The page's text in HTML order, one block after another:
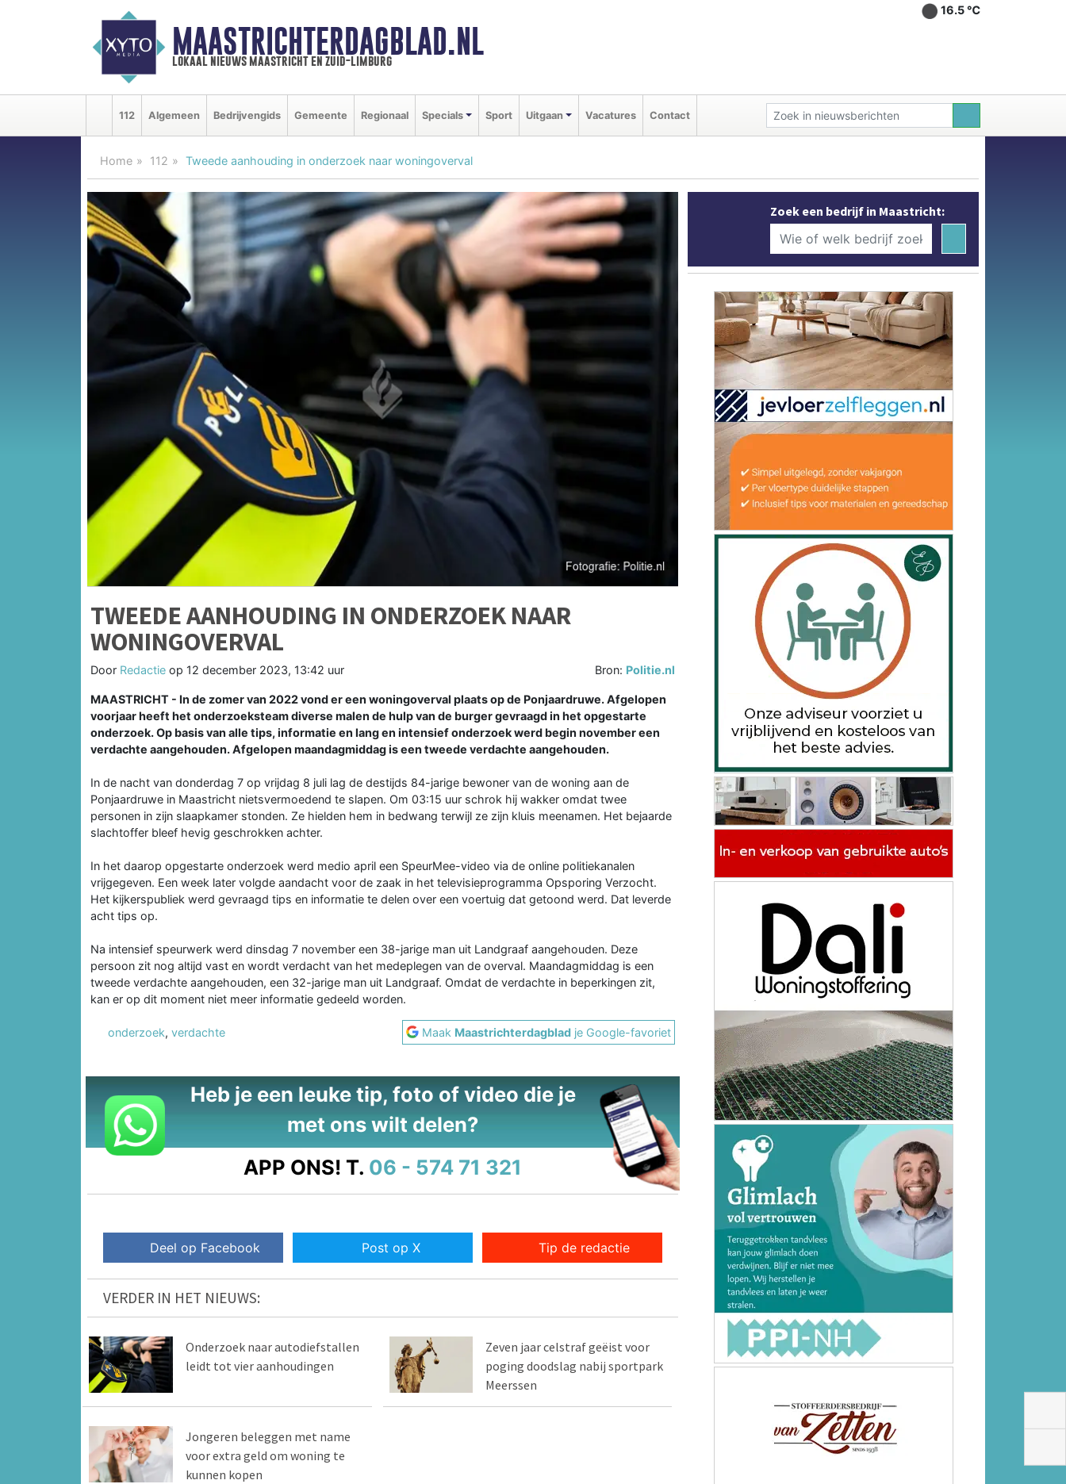
MAASTRICHTERDAGBLAD.NL
lokaal nieuws maastricht en zuid-limburg
16.5 ℃
112 Algemeen Bedrijvengids Gemeente Regionaal Specials Sport Uitgaan Vacatures Contact
Home 112 Tweede aanhouding in onderzoek naar woningoverval
TWEEDE AANHOUDING IN ONDERZOEK NAAR
WONINGOVERVAL
Door Redactie op 12 december 2023, 13:42 uur Bron: Politie.nl
MAASTRICHT - In de zomer van 2022 vond er een woningoverval plaats op de Ponjaardruwe. Afgelopen
voorjaar heeft het onderzoeksteam diverse malen de hulp van de burger gevraagd in het opgestarte
onderzoek. Op basis van alle tips, informatie en lang en intensief onderzoek werd begin november een
verdachte aangehouden. Afgelopen maandagmiddag is een tweede verdachte aangehouden.
In de nacht van donderdag 7 op vrijdag 8 juli lag de destijds 84-jarige bewoner van de woning aan de
Ponjaardruwe in Maastricht nietsvermoedend te slapen. Om 03:15 uur schrok hij wakker omdat twee
personen in zijn slaapkamer stonden. Ze hielden hem in bedwang terwijl ze zijn kluis meenamen. Het bejaarde
slachtoffer bleef hevig geschrokken achter.
In het daarop opgestarte onderzoek werd medio april een SpeurMee-video via de online politiekanalen
vrijgegeven. Een week later volgde aandacht voor de zaak in het televisieprogramma Opsporing Verzocht.
Het kijkerspubliek werd gevraagd tips en informatie te delen over een voertuig dat getoond werd. Dat leverde
acht tips op.
Na intensief speurwerk werd dinsdag 7 november een 38-jarige man uit Landgraaf aangehouden. Deze
persoon zit nog altijd vast en wordt verdacht van het medeplegen van de overval. Maandagmiddag is een
tweede verdachte aangehouden, een 32-jarige man uit Landgraaf. Omdat de verdachte in beperkingen zit,
kan er op dit moment niet meer informatie gedeeld worden.
onderzoek, verdachte Maak Maastrichterdagblad je Google-favoriet
Heb je een leuke tip, foto of video die je
met ons wilt delen?
APP ONS! T. 06 - 574 71 321
Deel op Facebook Post op X Tip de redactie
VERDER IN HET NIEUWS:
Onderzoek naar autodiefstallen
leidt tot vier aanhoudingen
Zeven jaar celstraf geëist voor
poging doodslag nabij sportpark
Meerssen
Jongeren beleggen met name
voor extra geld om woning te
kunnen kopen
Zoek een bedrijf in Maastricht: